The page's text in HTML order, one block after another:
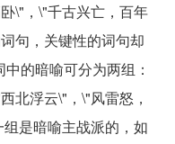
\"，\"千古兴亡，百年
句，关键性的词句却
的暗喻可分为两组：
北浮云\"，\"风雷怒，
是暗喻主战派的，如